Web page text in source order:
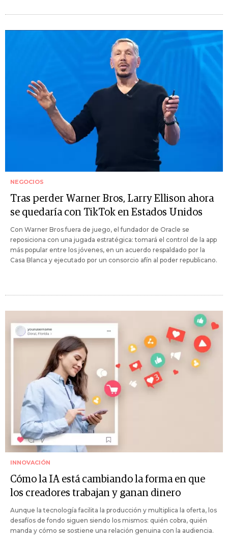
NEGOCIOS
Tras perder Warner Bros, Larry Ellison ahora
se quedaría con TikTok en Estados Unidos
Con Warner Bros fuera de juego, el fundador de Oracle se
reposiciona con una jugada estratégica: tomará el control de la app
más popular entre los jóvenes, en un acuerdo respaldado por la
Casa Blanca y ejecutado por un consorcio afín al poder republicano.
INNOVACIÓN
Cómo la IA está cambiando la forma en que
los creadores trabajan y ganan dinero
Aunque la tecnología facilita la producción y multiplica la oferta, los
desafíos de fondo siguen siendo los mismos: quién cobra, quién
manda y cómo se sostiene una relación genuina con la audiencia.